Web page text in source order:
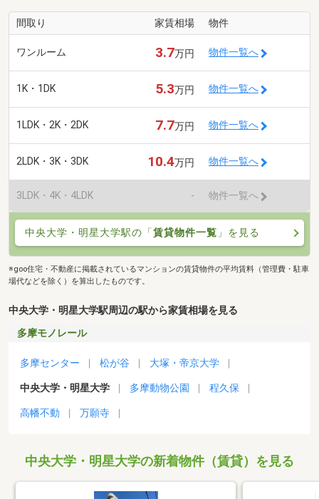
間取り 家賃相場 物件
ワンルーム 3.7万円 物件一覧へ
1K・1DK 5.3万円 物件一覧へ
1LDK・2K・2DK 7.7万円 物件一覧へ
2LDK・3K・3DK 10.4万円 物件一覧へ
3LDK・4K・4LDK - 物件一覧へ
中央大学・明星大学駅の「賃貸物件一覧 」を見る
※goo住宅・不動産に掲載されているマンションの賃貸物件の平均賃料（管理費・駐車
場代などを除く）を算出したものです。
中央大学・明星大学駅周辺の駅から家賃相場を見る
多摩モノレール
多摩センター 松が谷 大塚・帝京大学
中央大学・明星大学 多摩動物公園 程久保
高幡不動 万願寺
中央大学・明星大学の新着物件（賃貸）を見る